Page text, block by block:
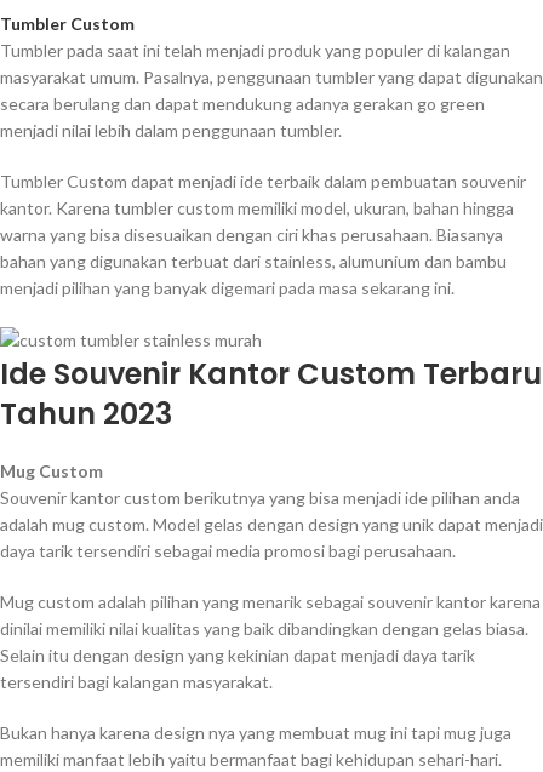
Tumbler Custom
Tumbler pada saat ini telah menjadi produk yang populer di kalangan
masyarakat umum. Pasalnya, penggunaan tumbler yang dapat digunakan
secara berulang dan dapat mendukung adanya gerakan go green
menjadi nilai lebih dalam penggunaan tumbler.
Tumbler Custom dapat menjadi ide terbaik dalam pembuatan souvenir
kantor. Karena tumbler custom memiliki model, ukuran, bahan hingga
warna yang bisa disesuaikan dengan ciri khas perusahaan. Biasanya
bahan yang digunakan terbuat dari stainless, alumunium dan bambu
menjadi pilihan yang banyak digemari pada masa sekarang ini.
Ide Souvenir Kantor Custom Terbaru
Tahun 2023
Mug Custom
Souvenir kantor custom berikutnya yang bisa menjadi ide pilihan anda
adalah mug custom. Model gelas dengan design yang unik dapat menjadi
daya tarik tersendiri sebagai media promosi bagi perusahaan.
Mug custom adalah pilihan yang menarik sebagai souvenir kantor karena
dinilai memiliki nilai kualitas yang baik dibandingkan dengan gelas biasa.
Selain itu dengan design yang kekinian dapat menjadi daya tarik
tersendiri bagi kalangan masyarakat.
Bukan hanya karena design nya yang membuat mug ini tapi mug juga
memiliki manfaat lebih yaitu bermanfaat bagi kehidupan sehari-hari.